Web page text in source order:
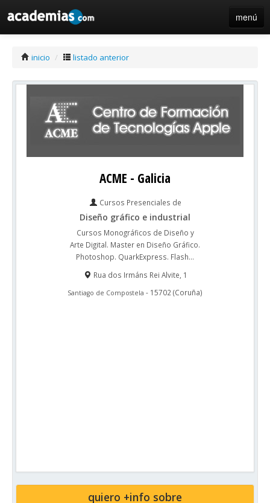
menú
inicio / listado anterior
ACME - Galicia
Cursos Presenciales de
Diseño gráfico e industrial
Cursos Monográficos de Diseño y
Arte Digital. Master en Diseño Gráfico.
Photoshop. QuarkExpress. Flash...
Rua dos Irmáns Rei Alvite, 1
Santiago de Compostela - 15702 (Coruña)
quiero +info sobre